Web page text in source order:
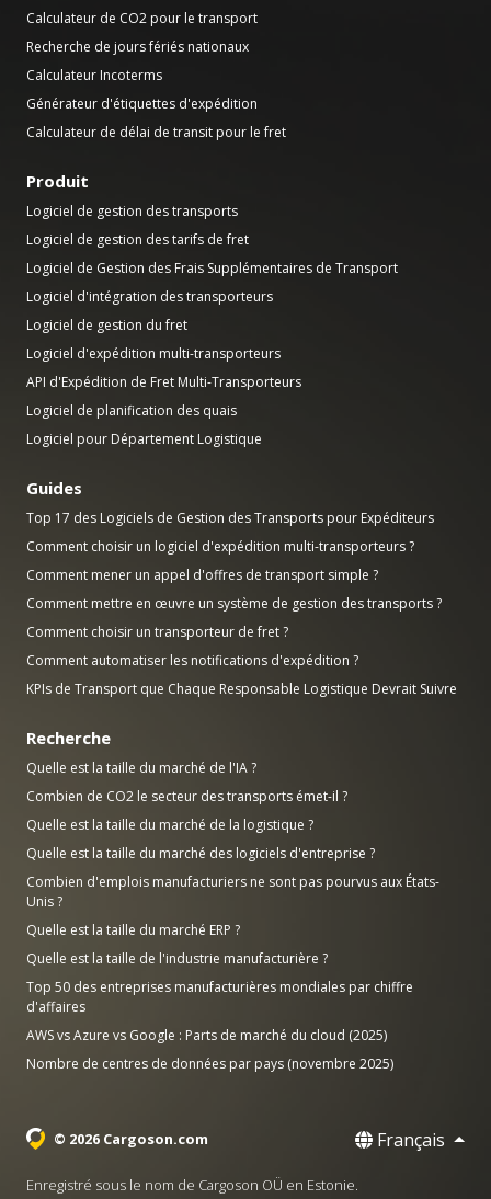
Calculateur de CO2 pour le transport
Recherche de jours fériés nationaux
Calculateur Incoterms
Générateur d'étiquettes d'expédition
Calculateur de délai de transit pour le fret
Produit
Logiciel de gestion des transports
Logiciel de gestion des tarifs de fret
Logiciel de Gestion des Frais Supplémentaires de Transport
Logiciel d'intégration des transporteurs
Logiciel de gestion du fret
Logiciel d'expédition multi-transporteurs
API d'Expédition de Fret Multi-Transporteurs
Logiciel de planification des quais
Logiciel pour Département Logistique
Guides
Top 17 des Logiciels de Gestion des Transports pour Expéditeurs
Comment choisir un logiciel d'expédition multi-transporteurs ?
Comment mener un appel d'offres de transport simple ?
Comment mettre en œuvre un système de gestion des transports ?
Comment choisir un transporteur de fret ?
Comment automatiser les notifications d'expédition ?
KPIs de Transport que Chaque Responsable Logistique Devrait Suivre
Recherche
Quelle est la taille du marché de l'IA ?
Combien de CO2 le secteur des transports émet-il ?
Quelle est la taille du marché de la logistique ?
Quelle est la taille du marché des logiciels d'entreprise ?
Combien d'emplois manufacturiers ne sont pas pourvus aux États-
Unis ?
Quelle est la taille du marché ERP ?
Quelle est la taille de l'industrie manufacturière ?
Top 50 des entreprises manufacturières mondiales par chiffre
d'affaires
AWS vs Azure vs Google : Parts de marché du cloud (2025)
Nombre de centres de données par pays (novembre 2025)
© 2026 Cargoson.com Français
Enregistré sous le nom de Cargoson OÜ en Estonie.